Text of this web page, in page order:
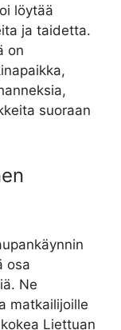
löytää
ja taidetta.
on
suoraan
osa
Ne
matkailijoille
Liettuan